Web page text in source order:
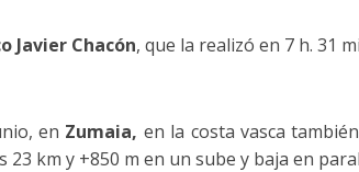
Javier Chacón, que la realizó en 7 h. 31
en Zumaia, en la costa vasca
23 km y +850 m en un sube y baja en